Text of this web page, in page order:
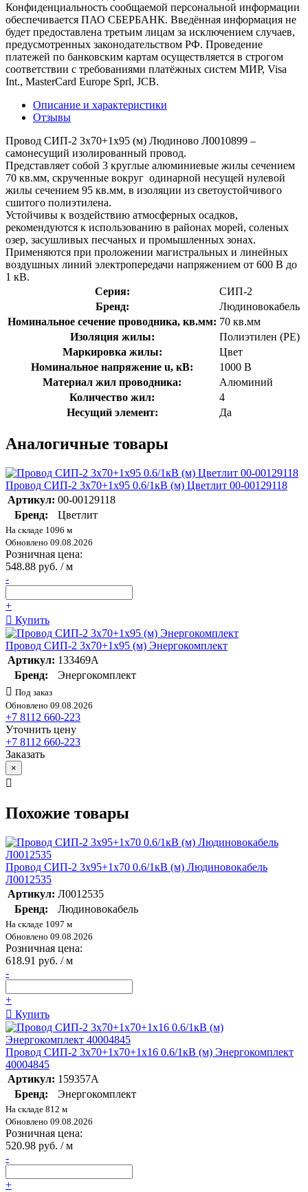
Конфиденциальность сообщаемой персональной информации
обеспечивается ПАО СБЕРБАНК. Введённая информация не
будет предоставлена третьим лицам за исключением случаев,
предусмотренных законодательством РФ. Проведение
платежей по банковским картам осуществляется в строгом
соответствии с требованиями платёжных систем МИР, Visa
Int., MasterCard Europe Sprl, JCB.
Описание и характеристики
Отзывы
Провод СИП-2 3х70+1х95 (м) Людиново Л0010899 –
самонесущий изолированный провод.
Представляет собой 3 круглые алюминиевые жилы сечением
70 кв.мм, скрученные вокруг одинарной несущей нулевой
жилы сечением 95 кв.мм, в изоляции из светоустойчивого
сшитого полиэтилена.
Устойчивы к воздействию атмосферных осадков,
рекомендуются к использованию в районах морей, соленых
озер, засушливых песчаных и промышленных зонах.
Применяются при проложении магистральных и линейных
воздушных линий электропередачи напряжением от 600 В до
1 кВ.
Серия:
СИП-2
Бренд:
Людиновокабель
Номинальное сечение проводника, кв.мм: 70 кв.мм
Изоляция жилы:
Полиэтилен (PE)
Маркировка жилы:
Цвет
Номинальное напряжение u, кВ:
1000 В
Материал жил проводника:
Алюминий
Количество жил:
4
Несущий элемент:
Да
Аналогичные товары
Провод СИП-2 3х70+1х95 0.6/1кВ (м) Цветлит 00-00129118
Артикул: 00-00129118
Бренд:
Цветлит
На складе 1096 м
Обновлено 09.08.2026
Розничная цена:
548.88 руб. / м
-
+
Купить
Провод СИП-2 3х70+1х95 (м) Энергокомплект
Артикул: 133469А
Бренд:
Энергокомплект
Под заказ
Обновлено 09.08.2026
+7 8112 660-223
Уточнить цену
+7 8112 660-223
Заказать
×
Похожие товары
Провод СИП-2 3х95+1х70 0.6/1кВ (м) Людиновокабель
Л0012535
Артикул: Л0012535
Бренд:
Людиновокабель
На складе 1097 м
Обновлено 09.08.2026
Розничная цена:
618.91 руб. / м
-
+
Купить
Провод СИП-2 3х70+1х70+1х16 0.6/1кВ (м) Энергокомплект
40004845
Артикул: 159357А
Бренд:
Энергокомплект
На складе 812 м
Обновлено 09.08.2026
Розничная цена:
520.98 руб. / м
-
+